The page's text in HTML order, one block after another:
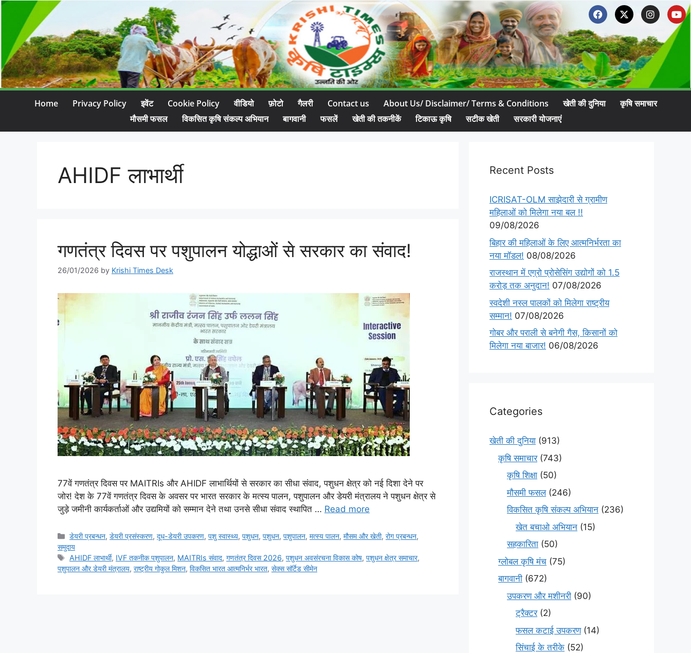
Home Privacy Policy इवेंट Cookie Policy वीडियो फ़ोटो गैलरी Contact us About Us/ Disclaimer/ Terms & Conditions खेती की दुनिया
कृषि समाचार
मौसमी फसल
विकसित कृषि संकल्प अभियान बागवानी फसलें खेती की तकनीकें टिकाऊ कृषि सटीक खेती सरकारी योजनाएं
AHIDF लाभार्थी
गणतंत्र दिवस पर पशुपालन योद्धाओं से सरकार का संवाद!
26/01/2026 by Krishi Times Desk
77वें गणतंत्र दिवस पर MAITRIs और AHIDF लाभार्थियों से सरकार का सीधा संवाद, पशुधन क्षेत्र को नई दिशा देने पर
जोर! देश के 77वें गणतंत्र दिवस के अवसर पर भारत सरकार के मत्स्य पालन, पशुपालन और डेयरी मंत्रालय ने पशुधन क्षेत्र से
जुड़े जमीनी कार्यकर्ताओं और उद्यमियों को सम्मान देने तथा उनसे सीधा संवाद स्थापित … Read more
डेयरी प्रबन्धन,डेयरी प्रसंस्करण,दूध-डेयरी उपकरण,पशु स्वास्थ्य,पशुधन,पशुधन,पशुपालन,मत्स्य पालन,मौसम और खेती,रोग प्रबन्धन,
समुदाय
AHIDF लाभार्थी, IVF तकनीक पशुपालन, MAITRIs संवाद,गणतंत्र दिवस 2026,पशुधन अवसंरचना विकास कोष,पशुधन क्षेत्र समाचार,
पशुपालन और डेयरी मंत्रालय, राष्ट्रीय गोकुल मिशन, विकसित भारत आत्मनिर्भर भारत, सेक्स सॉर्टेड सीमेन
Recent Posts
ICRISAT-OLM साझेदारी से ग्रामीण
महिलाओं को मिलेगा नया बल !!
09/08/2026
बिहार की महिलाओं के लिए आत्मनिर्भरता का
नया मॉडल! 08/08/2026
राजस्थान में एग्रो प्रोसेसिंग उद्योगों को 1.5
करोड़ तक अनुदान! 07/08/2026
स्वदेशी नस्ल पालकों को मिलेगा राष्ट्रीय
सम्मान! 07/08/2026
गोबर और पराली से बनेगी गैस, किसानों को
मिलेगा नया बाजार! 06/08/2026
Categories
खेती की दुनिया (913)
कृषि समाचार(743)
कृषि शिक्षा (50)
मौसमी फसल(246)
विकसित कृषि संकल्प अभियान (236)
खेत बचाओ अभियान (15)
सहकारिता (50)
ग्लोबल कृषि मंच (75)
बागवानी (672)
उपकरण और मशीनरी (90)
ट्रैक्टर(2)
फसल कटाई उपकरण(14)
सिंचाई के तरीके (52)